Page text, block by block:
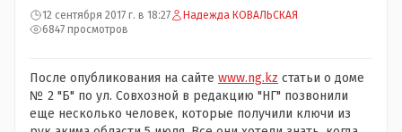
12 сентября 2017 г. в 18:27
Надежда КОВАЛЬСКАЯ
6847 просмотров
После опубликования на сайте www.ng.kz статьи о доме
№ 2 "Б" по ул. Совхозной в редакцию "НГ" позвонили
еще несколько человек, которые получили ключи из